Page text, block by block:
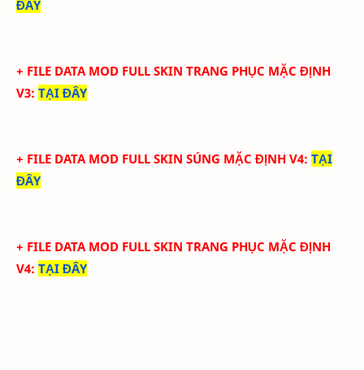
ĐÂY
+ FILE DATA MOD FULL SKIN TRANG PHỤC MẶC ĐỊNH
V3: TẠI ĐÂY
+ FILE DATA MOD FULL SKIN SÚNG MẶC ĐỊNH V4: TẠI
ĐÂY
+ FILE DATA MOD FULL SKIN TRANG PHỤC MẶC ĐỊNH
V4: TẠI ĐÂY